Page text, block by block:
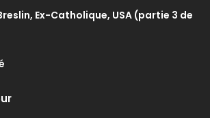
Ex-Catholique, USA (partie 3 de